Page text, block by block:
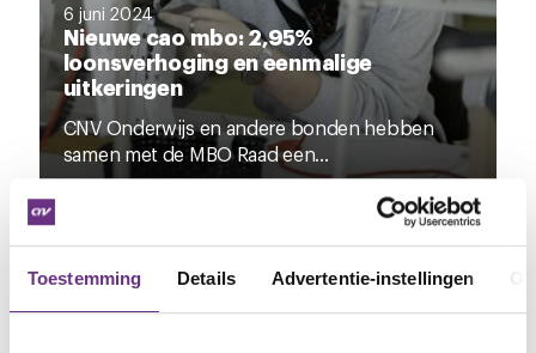
Toestemming Details Advertentie-instellingen
6 juni 2024
Nieuwe cao mbo: 2,95%
loonsverhoging en eenmalige
uitkeringen
CNV Onderwijs en andere bonden hebben
samen met de MBO Raad een...